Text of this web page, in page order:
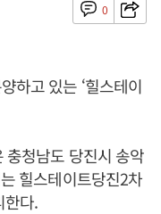
0
하고 있는 ‘힐스테이
충청남도 당진시 송악
힐스테이트당진2차
한다.